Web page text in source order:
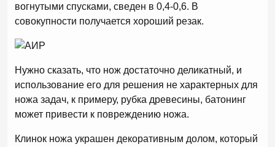
вогнутыми спусками, сведен в 0,4-0,6. В
совокупности получается хороший резак.
Нужно сказать, что нож достаточно деликатный, и
использование его для решения не характерных для
ножа задач, к примеру, рубка древесины, батонинг
может привести к повреждению ножа.
Клинок ножа украшен декоративным долом, который